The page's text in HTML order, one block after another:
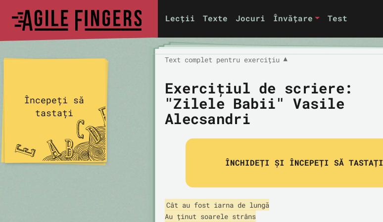
Lecții Texte Jocuri Învățare Test
Text complet pentru exercițiu ▼
Exercițiul de scriere:
"Zilele Babii" Vasile
Alecsandri
ÎNCHIDEȚI ȘI ÎNCEPEȚI SĂ TASTAȚI
Cât au fost iarna de lungă
Au ținut soarele strâns
Începeți să
tastați